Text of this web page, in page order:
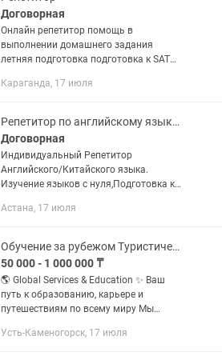
Договорная
Онлайн репетитор помощь в
выполнении домашнего задания
летняя подготовка подготовка к SAT
listening
Караганда, 17 июля
Репетитор по английскому языку/китайскому языку
Договорная
Индивидуальный Репетитор
Английского/Китайского языка.
Изучение языков с нуля,Подготовка к
сопровождение и помощь в
сама студентка...
Астана, 17 июля
Обучение за рубежом Туристические визы Студенческие визы Междун
50 000 - 1 000 000 ₸
🌎 Global Services & Education ✨ Ваш
путь к образованию, карьере и
путешествиям по всему миру Мы
возможности для студентов,
Усть-Каменогорск, 17 июля